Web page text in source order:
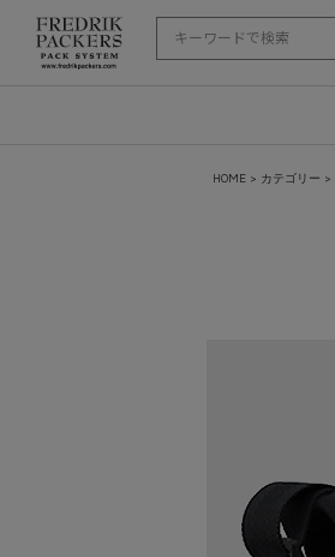
HOME > カテゴリー >